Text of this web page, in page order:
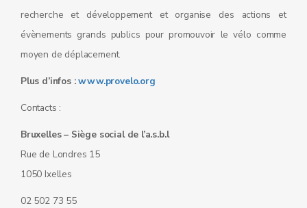
recherche et développement et organise des actions et
évènements grands publics pour promouvoir le vélo comme
moyen de déplacement.
Plus d’infos :www.provelo.org
Contacts :
Bruxelles – Siège social de l’a.s.b.l
Rue de Londres 15
1050 Ixelles
02 502 73 55